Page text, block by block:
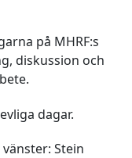
på MHRF:s
diskussion och
dagar.
Stein